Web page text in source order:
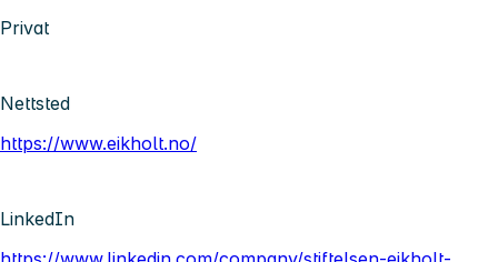
Privat
Nettsted
https://www.eikholt.no/
LinkedIn